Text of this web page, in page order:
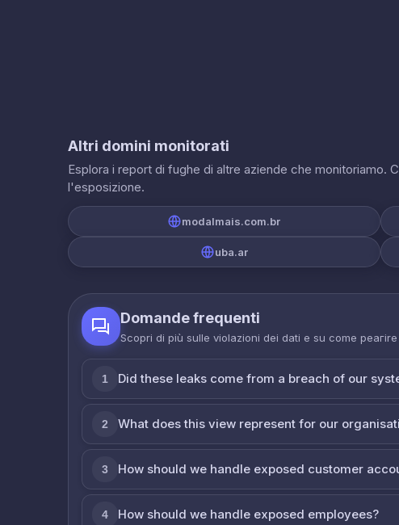
Altri domini monitorati
Esplora i report di fughe di altre aziende che monitoriamo.
l'esposizione.
modalmais.com.br
uba.ar
Domande frequenti
Scopri di più sulle violazioni dei dati e su come реагire
1 Did these leaks come from a breach of our
2 What does this view represent for our
3 How should we handle exposed customer
4 How should we handle exposed employees?